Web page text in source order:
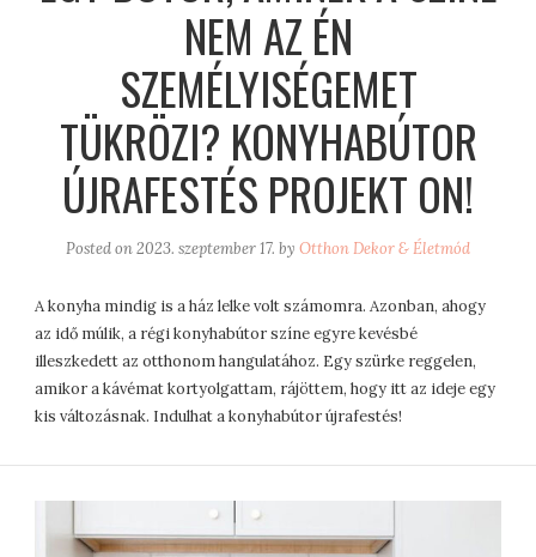
NEM AZ ÉN
SZEMÉLYISÉGEMET
TÜKRÖZI? KONYHABÚTOR
ÚJRAFESTÉS PROJEKT ON!
Posted on2023. szeptember 17. by Otthon Dekor & Életmód
A konyha mindig is a ház lelke volt számomra. Azonban, ahogy
az idő múlik, a régi konyhabútor színe egyre kevésbé
illeszkedett az otthonom hangulatához. Egy szürke reggelen,
amikor a kávémat kortyolgattam, rájöttem, hogy itt az ideje egy
kis változásnak. Indulhat a konyhabútor újrafestés!